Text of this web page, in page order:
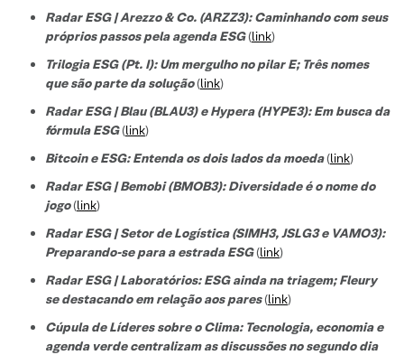
Radar ESG | Arezzo & Co. (ARZZ3): Caminhando com seus
próprios passos pela agenda ESG(link)
Trilogia ESG (Pt. I): Um mergulho no pilar E; Três nomes
que são parte da solução(link)
Radar ESG | Blau (BLAU3) e Hypera (HYPE3): Em busca da
fórmula ESG(link)
Bitcoin e ESG: Entenda os dois lados da moeda(link)
Radar ESG | Bemobi (BMOB3): Diversidade é o nome do
jogo(link)
Radar ESG | Setor de Logística (SIMH3, JSLG3 e VAMO3):
Preparando-se para a estrada ESG(link)
Radar ESG | Laboratórios: ESG ainda na triagem; Fleury
se destacando em relação aos pares(link)
Cúpula de Líderes sobre o Clima: Tecnologia, economia e
agenda verde centralizam as discussões no segundo dia